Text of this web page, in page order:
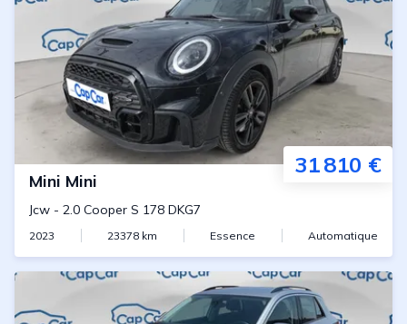
31 810 €
Mini Mini
Jcw - 2.0 Cooper S 178 DKG7
2023 23378 km Essence Automatique